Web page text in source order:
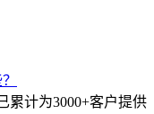
累计为3000+客户提供